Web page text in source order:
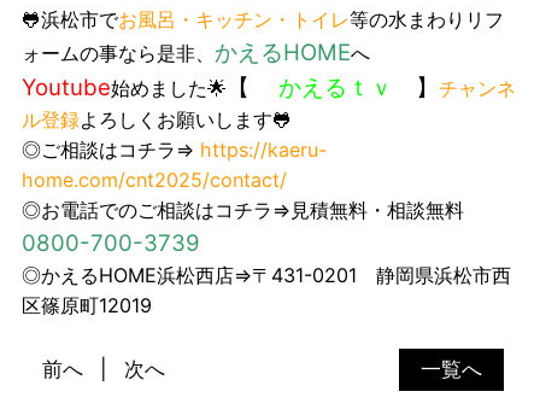
🐸浜松市でお風呂・キッチン・トイレ等の水まわりリフ
ォームの事なら是非、 かえるHOMEへ
Youtube始めました🌟 【 かえるｔｖ 】 チャンネ
ル登録よろしくお願いします🐸
◎ご相談はコチラ⇒ https://kaeru-
home.com/cnt2025/contact/
◎お電話でのご相談はコチラ⇒見積無料・相談無料
0800-700-3739
◎かえるHOME浜松西店⇒〒431-0201 静岡県浜松市西
区篠原町12019
一覧へ
前へ 次へ